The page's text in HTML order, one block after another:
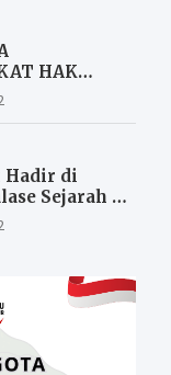
HAK
Hadir di
Sejarah di